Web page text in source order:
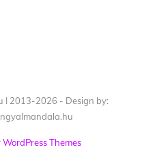
I 2013-2026 - Design by:
WordPress Themes